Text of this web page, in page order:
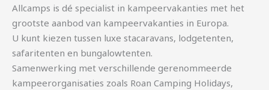
Allcamps is dé specialist in kampeervakanties met het
grootste aanbod van kampeervakanties in Europa.
U kunt kiezen tussen luxe stacaravans, lodgetenten,
safaritenten en bungalowtenten.
Samenwerking met verschillende gerenommeerde
kampeerorganisaties zoals Roan Camping Holidays,